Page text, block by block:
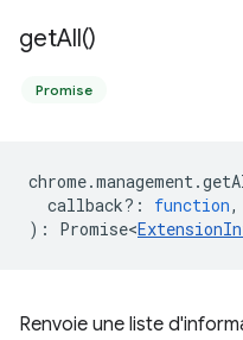
getAll()
Promise
chrome.management.
callback? : function,
) : Promise<
Renvoie une liste